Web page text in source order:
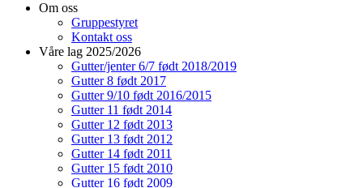
Om oss
Gruppestyret
Kontakt oss
Våre lag 2025/2026
Gutter/jenter 6/7 født 2018/2019
Gutter 8 født 2017
Gutter 9/10 født 2016/2015
Gutter 11 født 2014
Gutter 12 født 2013
Gutter 13 født 2012
Gutter 14 født 2011
Gutter 15 født 2010
Gutter 16 født 2009